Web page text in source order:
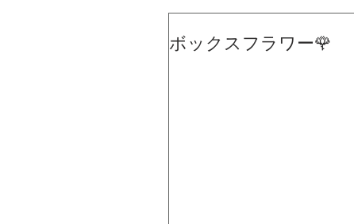
ボックスフラワー🌹